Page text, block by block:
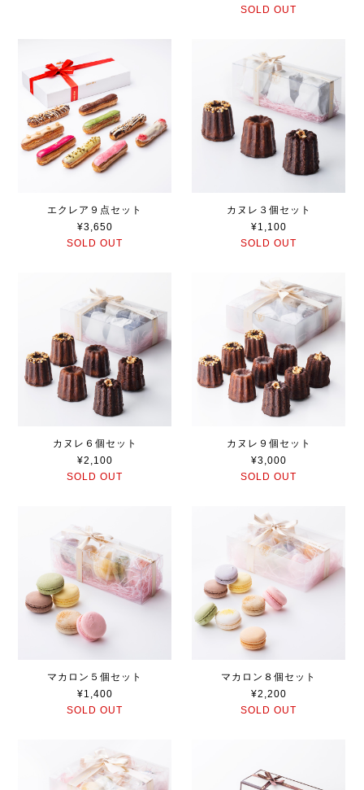
SOLD OUT
エクレア９点セット
¥3,650
SOLD OUT
カヌレ３個セット
¥1,100
SOLD OUT
カヌレ６個セット
¥2,100
SOLD OUT
カヌレ９個セット
¥3,000
SOLD OUT
マカロン５個セット
¥1,400
SOLD OUT
マカロン８個セット
¥2,200
SOLD OUT